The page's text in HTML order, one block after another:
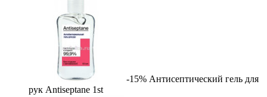
-15% Антисептический гель для
рук Antiseptane 1st